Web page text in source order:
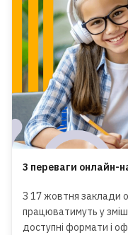
3 переваги онлайн-
З 17 жовтня заклади
працюватимуть у
доступні формати і